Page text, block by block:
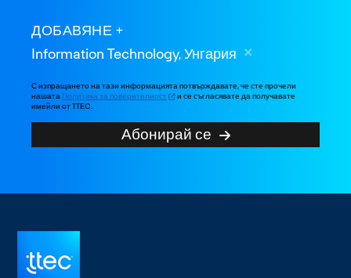
ДОБАВЯНЕ
Information Technology, Унгария
С изпращането на тази информацията потвърждавате, че сте прочели
нашата Политика за поверителност
и се съгласявате да получавате
имейли от TTEC.
Абонирай се